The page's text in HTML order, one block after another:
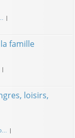
famille
loisirs,